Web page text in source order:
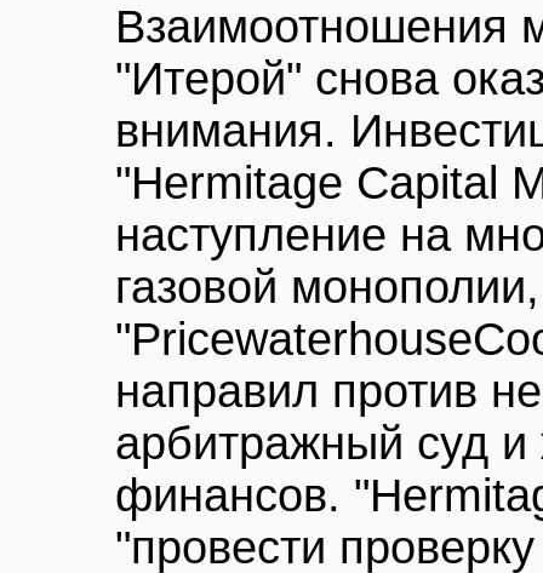
Взаимоотношения
"Итерой" снова
внимания.
"Hermitage Capital
наступление на
газовой
направил против
арбитражный суд
финансов.
"провести